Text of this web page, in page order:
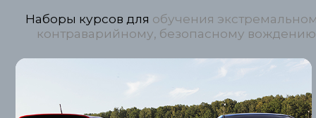
Наборы курсов для обучения
контраварийному, безопасному вождению